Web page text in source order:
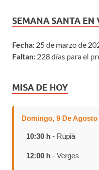
SEMANA SANTA EN
Fecha: 25 de marzo de
Faltan: 228 días para el
MISA DE HOY
Domingo, 9 De Agosto
10:30 h - Rupià
12:00 h - Verges